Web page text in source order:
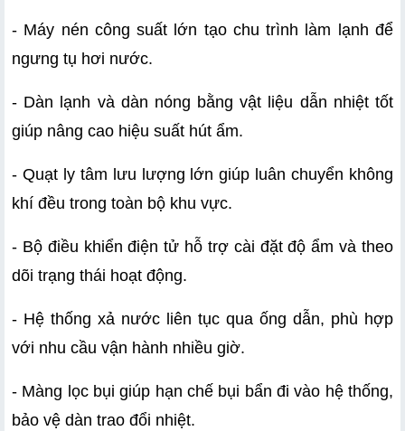
- Máy nén công suất lớn tạo chu trình làm lạnh để
ngưng tụ hơi nước.
- Dàn lạnh và dàn nóng bằng vật liệu dẫn nhiệt tốt
giúp nâng cao hiệu suất hút ẩm.
- Quạt ly tâm lưu lượng lớn giúp luân chuyển không
khí đều trong toàn bộ khu vực.
- Bộ điều khiển điện tử hỗ trợ cài đặt độ ẩm và theo
dõi trạng thái hoạt động.
- Hệ thống xả nước liên tục qua ống dẫn, phù hợp
với nhu cầu vận hành nhiều giờ.
- Màng lọc bụi giúp hạn chế bụi bẩn đi vào hệ thống,
bảo vệ dàn trao đổi nhiệt.